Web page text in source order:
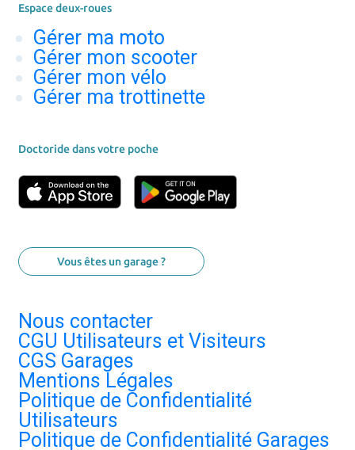
Espace deux-roues
Gérer ma moto
Gérer mon scooter
Gérer mon vélo
Gérer ma trottinette
Doctoride dans votre poche
Vous êtes un garage ?
Nous contacter
CGU Utilisateurs et Visiteurs
CGS Garages
Mentions Légales
Politique de Confidentialité
Utilisateurs
Politique de Confidentialité Garages